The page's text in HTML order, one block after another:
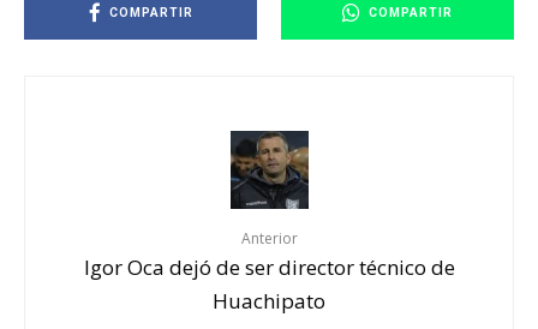
COMPARTIR COMPARTIR
Anterior
Igor Oca dejó de ser director técnico de
Huachipato